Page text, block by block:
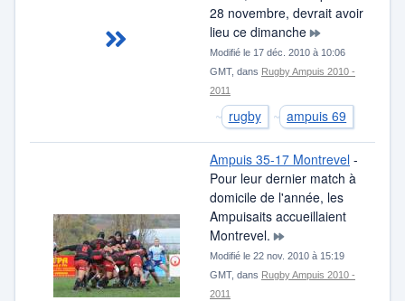
28 novembre, devrait avoir
lieu ce dimanche
Modifié le 17 déc. 2010 à 10:06
GMT, dans Rugby Ampuis 2010 -
2011
rugby ampuis 69
Ampuis 35-17 Montrevel -
Pour leur dernier match à
domicile de l'année, les
Ampuisaits accueillaient
Montrevel.
Modifié le 22 nov. 2010 à 15:19
GMT, dans Rugby Ampuis 2010 -
2011